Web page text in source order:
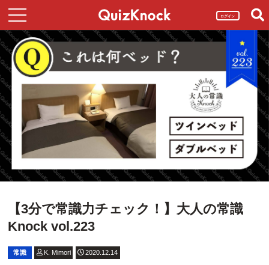
ログイン
【3分で常識力チェック！】大人の常識
Knock vol.223
常識 K. Mimori 2020.12.14